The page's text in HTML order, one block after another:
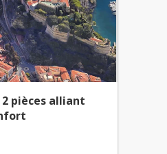
pièces alliant